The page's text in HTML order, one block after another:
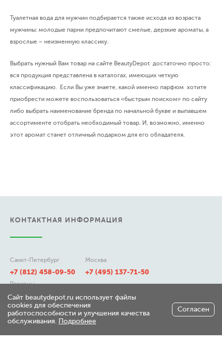
Туалетная вода для мужчин подбирается также исходя из возраста
мужчины: молодые парни предпочитают смелые, дерзкие ароматы, а
взрослые – неизменную классику.
Выбрать нужный Вам товар на сайте BeautyDepot достаточно просто:
вся продукция представлена в каталогах, имеющих четкую
классификацию. Если Вы уже знаете, какой именно парфюм хотите
приобрести можете воспользоваться «быстрым поиском» по сайту
либо выбрать наименование бренда по начальной букве и выпавшем
ассортименте отобрать необходимый товар. И, возможно, именно
этот аромат станет отличный подарком для его обладателя.
КОНТАКТНАЯ ИНФОРМАЦИЯ
Санкт-Петербург
+7 (812) 458-09-50
Москва
+7 (495) 137-71-50
Регионы
8 (800) 511-21-50
197348, г. Санкт-Петербург,
Сайт beautydepot.ru использует файлы
cookies для обеспечения
работоспособности и улучшения качества
обслуживания. Подробнее
Согласен